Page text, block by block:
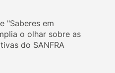
"Saberes em
o olhar sobre as
do SANFRA